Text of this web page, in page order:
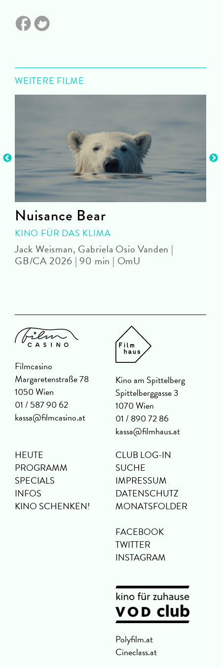
WEITERE FILME
Nuisance Bear
KINO FÜR DAS KLIMA
Jack Weisman, Gabriela Osio Vanden |
GB/CA 2026 | 90 min | OmU
Filmcasino
Margaretenstraße 78
1050 Wien
01 / 587 90 62
kassa@filmcasino.at
Kino am Spittelberg
Spittelberggasse 3
1070 Wien
01 / 890 72 86
kassa@filmhaus.at
HEUTE
PROGRAMM
SPECIALS
INFOS
KINO SCHENKEN!
CLUB LOG-IN
SUCHE
IMPRESSUM
DATENSCHUTZ
MONATSFOLDER
FACEBOOK
TWITTER
INSTAGRAM
Polyfilm.at
Cineclass.at